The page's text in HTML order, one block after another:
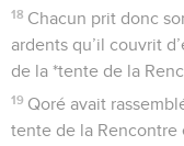
18 Chacun prit donc
ardents qu’il couvrit
de la *tente de la
19 Qoré avait
tente de la Rencontre